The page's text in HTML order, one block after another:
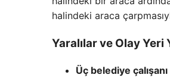
halindeki araca
Yaralılar ve Olay Yeri
Üç belediye çalışanı